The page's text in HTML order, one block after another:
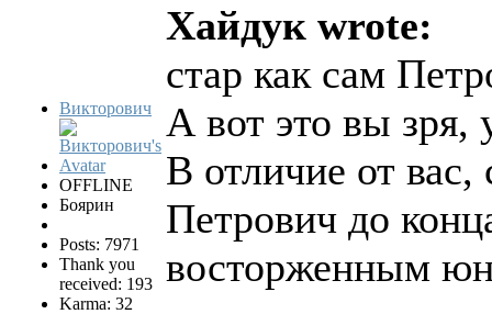
Викторович
OFFLINE
Боярин
Posts: 7971
Thank you
received: 193
Karma: 32
Хайдук wrote:
стар как сам
А вот это вы зря,
В отличие от вас,
Петрович до
восторженным